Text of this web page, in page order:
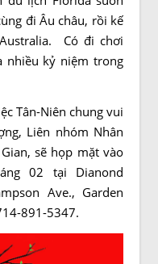
đi Âu châu, rồi kế
Có đi chơi
nhiều kỷ niệm trong
Tân-Niên chung vui
Liên nhóm Nhân
sẽ họp mặt vào
02 tại Dianond
Ave., Garden
891-5347.